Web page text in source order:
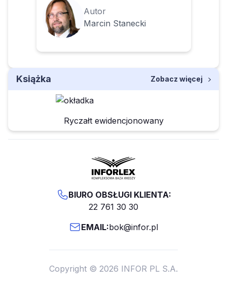
Autor
Marcin Stanecki
Książka Zobacz więcej
Ryczałt ewidencjonowany
BIURO OBSŁUGI KLIENTA:
22 761 30 30
EMAIL:bok@infor.pl
Copyright © 2026 INFOR PL S.A.